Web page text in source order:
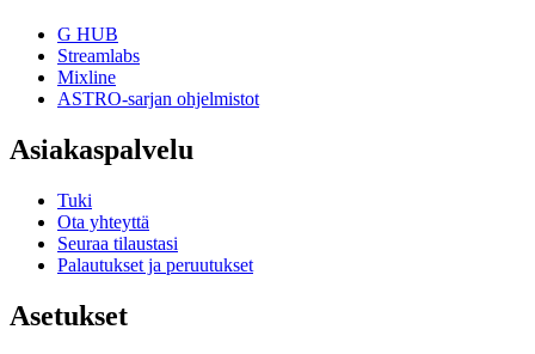
G HUB
Streamlabs
Mixline
ASTRO-sarjan ohjelmistot
Asiakaspalvelu
Tuki
Ota yhteyttä
Seuraa tilaustasi
Palautukset ja peruutukset
Asetukset